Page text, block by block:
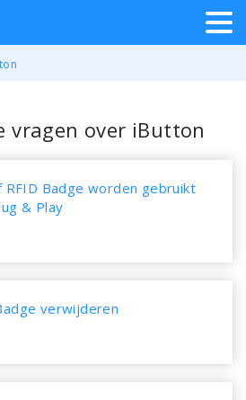
Trace
vragen over iButton
RFID Badge worden gebruikt
& Play
verwijderen